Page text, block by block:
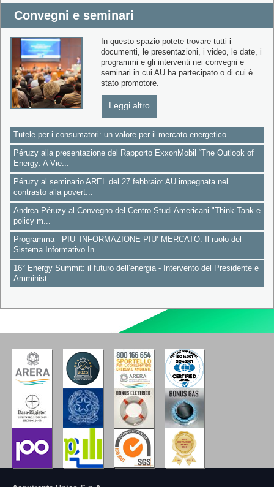
Convegni e seminari
In questo spazio potete trovare tutti i
documenti, le presentazioni, i video, le date, i
programmi e gli interventi nei convegni e
seminari in cui AU ha partecipato o di cui è
stato promotore.
Leggi altro
Tutele per i consumatori: un valore per il mercato energetico
Péruzy alla presentazione del Rapporto ExxonMobil “The Outlook of
Energy: A Vie...
Péruzy al seminario AREL del 27 febbraio: AU impegnata nel
contrasto alla povert...
Andrea Péruzy al Convegno del Centro Studi Americani "Think Tank e
policy m...
Programma - PIU’ INFORMAZIONE PIU’ MERCATO. Il ruolo del
Sistema Informativo In...
16° Energy Summit: il futuro dell’energia - Intervento del Presidente e
Amminist...